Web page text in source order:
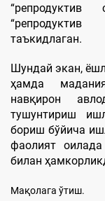
таъкидлаган.
Шундай экан,
ҳамда
навқирон
тушунтириш
бориш бўйича
фаолият
билан
Мақолага ўтиш.